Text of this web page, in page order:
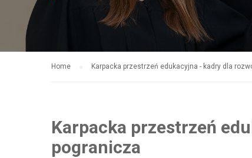
Home Karpacka przestrzeń edukacyjna - kadry dla
Karpacka przestrzeń
pogranicza